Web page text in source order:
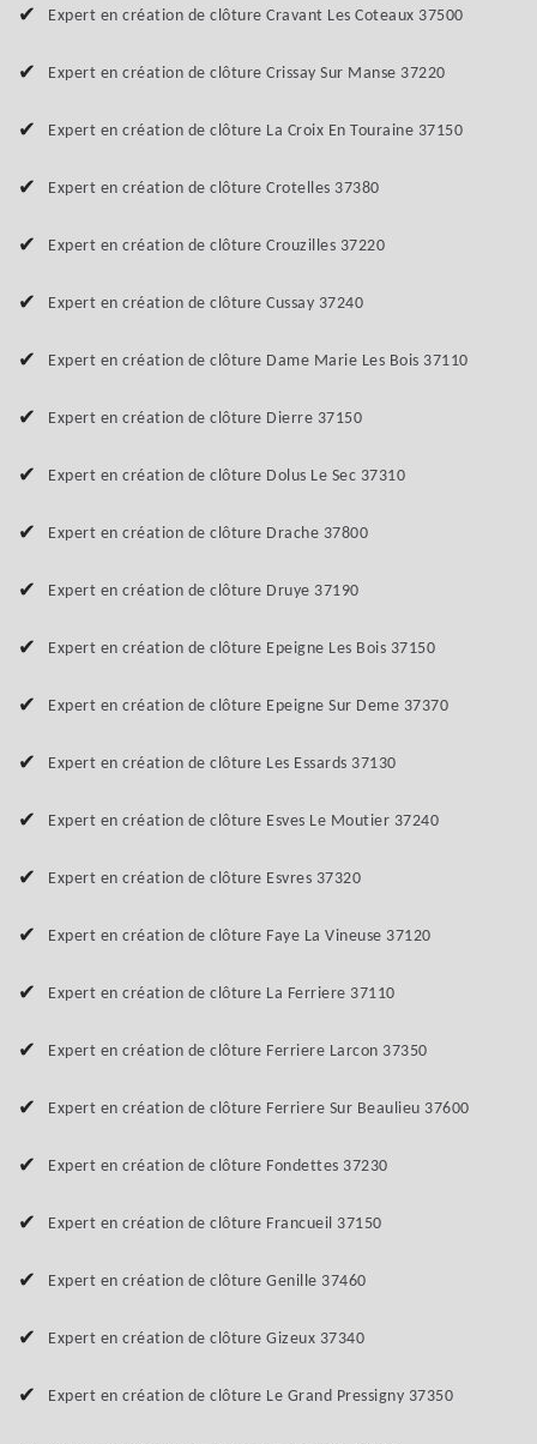
Expert en création de clôture Cravant Les Coteaux 37500
Expert en création de clôture Crissay Sur Manse 37220
Expert en création de clôture La Croix En Touraine 37150
Expert en création de clôture Crotelles 37380
Expert en création de clôture Crouzilles 37220
Expert en création de clôture Cussay 37240
Expert en création de clôture Dame Marie Les Bois 37110
Expert en création de clôture Dierre 37150
Expert en création de clôture Dolus Le Sec 37310
Expert en création de clôture Drache 37800
Expert en création de clôture Druye 37190
Expert en création de clôture Epeigne Les Bois 37150
Expert en création de clôture Epeigne Sur Deme 37370
Expert en création de clôture Les Essards 37130
Expert en création de clôture Esves Le Moutier 37240
Expert en création de clôture Esvres 37320
Expert en création de clôture Faye La Vineuse 37120
Expert en création de clôture La Ferriere 37110
Expert en création de clôture Ferriere Larcon 37350
Expert en création de clôture Ferriere Sur Beaulieu 37600
Expert en création de clôture Fondettes 37230
Expert en création de clôture Francueil 37150
Expert en création de clôture Genille 37460
Expert en création de clôture Gizeux 37340
Expert en création de clôture Le Grand Pressigny 37350